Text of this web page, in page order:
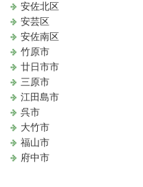
安佐北区
安芸区
安佐南区
竹原市
廿日市市
三原市
江田島市
呉市
大竹市
福山市
府中市